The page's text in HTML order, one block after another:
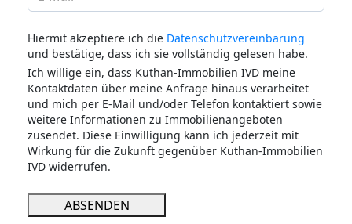
Hiermit akzeptiere ich die Datenschutzvereinbarung
und bestätige, dass ich sie vollständig gelesen habe.
Ich willige ein, dass Kuthan-Immobilien IVD meine
Kontaktdaten über meine Anfrage hinaus verarbeitet
und mich per E-Mail und/oder Telefon kontaktiert sowie
weitere Informationen zu Immobilienangeboten
zusendet. Diese Einwilligung kann ich jederzeit mit
Wirkung für die Zukunft gegenüber Kuthan-Immobilien
IVD widerrufen.
ABSENDEN